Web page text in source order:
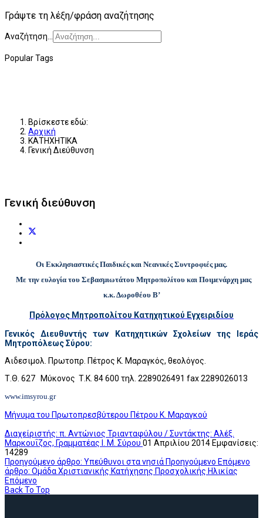
Γράψτε τη λέξη/φράση αναζήτησης
Αναζήτηση...
Popular Tags
Βρίσκεστε εδώ:
Αρχική
ΚΑΤΗΧΗΤΙΚΑ
Γενική Διεύθυνση
Γενική διεύθυνση
Οι Εκκλησιαστικές Παιδικές και Νεανικές Συντροφιές μας.
Με την ευλογία του Σεβασμιωτάτου Μητροπολίτου και Ποιμενάρχη μας
κ.κ. Δωροθέου Β’
Πρόλογος Μητροπολίτου Κατηχητικού Εγχειριδίου
Γενικός Διευθυντής των Κατηχητικών Σχολείων της Ιεράς
Μητροπόλεως Σύρου:
Αιδεσιμολ. Πρωτοπρ. Πέτρος Κ. Μαραγκός, θεολόγος.
Τ.Θ. 627 Μύκονος Τ.Κ. 84 600 τηλ. 2289026491 fax 2289026013
www.imsyrou.gr
Μήνυμα του Πρωτοπρεσβύτερου Πέτρου Κ. Μαραγκού
Διαχείριστής: π. Αντώνιος Τριανταφύλου / Συντάκτης: Αλέξ.
Μαρκουΐζος, Γραμματέας Ι. Μ. Σύρου 01 Απριλίου 2014 Εμφανίσεις:
14289
Προηγούμενο άρθρο: Υπεύθυνοι στα νησιά Προηγούμενο Επόμενο
άρθρο: Ομάδα Χριστιανικής Κατήχησης Προσχολικής Ηλικίας
Επόμενο
Back To Top